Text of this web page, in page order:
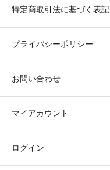
特定商取引法に基づく表記
プライバシーポリシー
お問い合わせ
マイアカウント
ログイン